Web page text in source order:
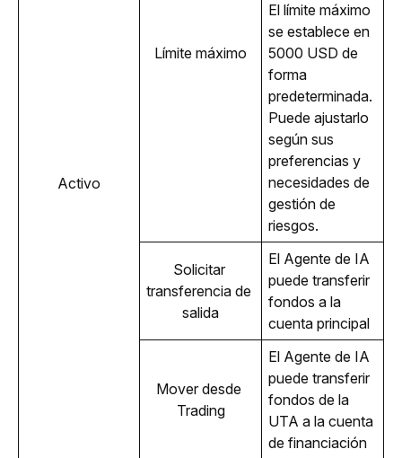
Activo
Límite máximo
El límite máximo
se establece en
5000 USD de
forma
predeterminada.
Puede ajustarlo
según sus
preferencias y
necesidades de
gestión de
riesgos.
Solicitar
transferencia de
salida
El Agente de IA
puede transferir
fondos a la
cuenta principal
Mover desde
Trading
El Agente de IA
puede transferir
fondos de la
UTA a la cuenta
de financiación